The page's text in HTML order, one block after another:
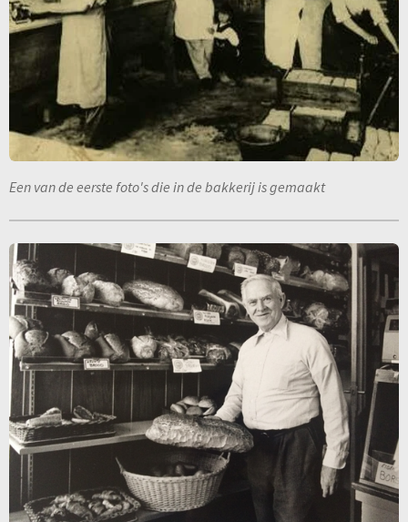
Een van de eerste foto's die in de bakkerij is gemaakt